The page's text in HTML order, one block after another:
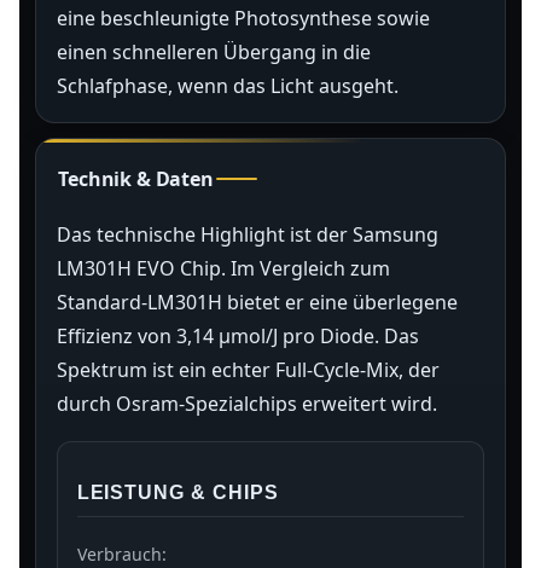
eine beschleunigte Photosynthese sowie
einen schnelleren Übergang in die
Schlafphase, wenn das Licht ausgeht.
Technik & Daten
Das technische Highlight ist der Samsung
LM301H EVO Chip. Im Vergleich zum
Standard-LM301H bietet er eine überlegene
Effizienz von 3,14 µmol/J pro Diode. Das
Spektrum ist ein echter Full-Cycle-Mix, der
durch Osram-Spezialchips erweitert wird.
LEISTUNG & CHIPS
Verbrauch: